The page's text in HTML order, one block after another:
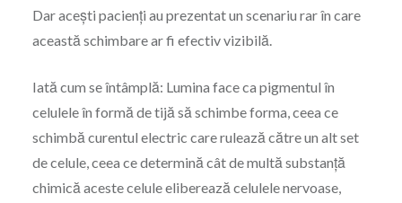
Dar acești pacienți au prezentat un scenariu rar în care
această schimbare ar fi efectiv vizibilă.
Iată cum se întâmplă: Lumina face ca pigmentul în
celulele în formă de tijă să schimbe forma, ceea ce
schimbă curentul electric care rulează către un alt set
de celule, ceea ce determină cât de multă substanță
chimică aceste celule eliberează celulele nervoase,